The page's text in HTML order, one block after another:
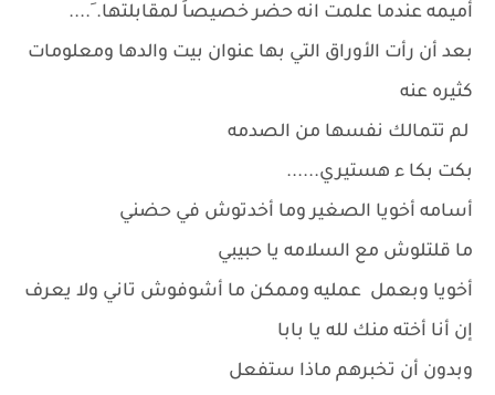
أميمه عندما علمت انه حضر خصيصاً لمقابلتها. َ....
بعد أن رأت الأوراق التي بها عنوان بيت والدها ومعلومات
كثيره عنه
لم تتمالك نفسها من الصدمه
بكت بكا ء هستيري......
أسامه أخويا الصغير وما أخدتوش في حضني
ما قلتلوش مع السلامه يا حبيبي
أخويا وبعمل عمليه وممكن ما أشوفوش تاني ولا يعرف
إن أنا أخته منك لله يا بابا
وبدون أن تخبرهم ماذا ستفعل